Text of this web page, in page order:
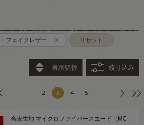
フェイクレザー リセット
表示切替 絞り込み
1 2 3 4 5
合皮生地 マイクロファイバースエード（MC-